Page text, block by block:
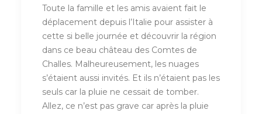
Toute la famille et les amis avaient fait le
déplacement depuis l’Italie pour assister à
cette si belle journée et découvrir la région
dans ce beau château des Comtes de
Challes. Malheureusement, les nuages
s’étaient aussi invités. Et ils n’étaient pas les
seuls car la pluie ne cessait de tomber.
Allez, ce n’est pas grave car après la pluie